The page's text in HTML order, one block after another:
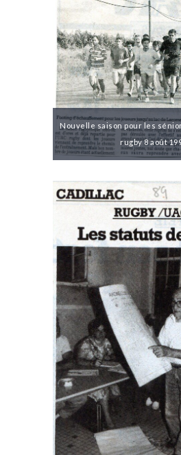
Nouvelle saison pour les
rugby 8 août